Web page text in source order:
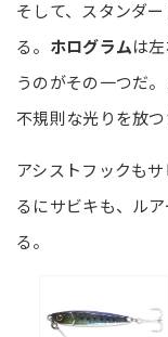
そして、スタンダ
る。 ホログラムは
うのがその一つだ
不規則な光りを放つ
アシストフックも
るにサビキも、ル
る。